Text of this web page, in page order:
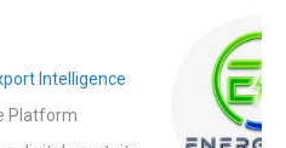
Intelligence
Platform